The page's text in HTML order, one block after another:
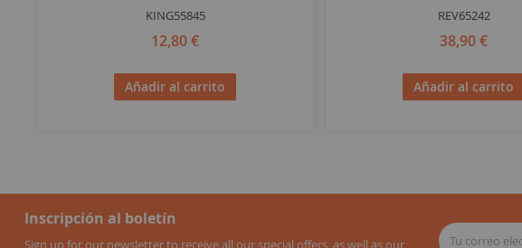
KING55845
12,80 €
Añadir al carrito
REV65242
38,90 €
Añadir al carrito
Inscripción al boletín
Sign up for our newsletter to receive all our special offers, as well as our